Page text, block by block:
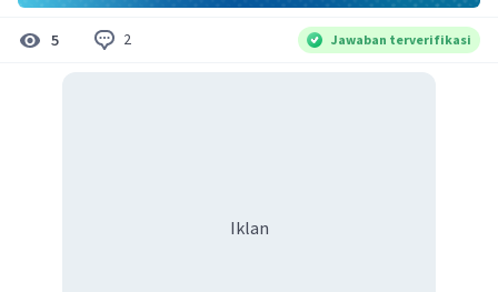
5 2 Jawaban terverifikasi
Iklan